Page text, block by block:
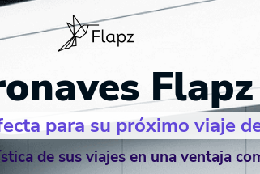
Flapz
para su próximo viaje
de sus viajes en una ventaja